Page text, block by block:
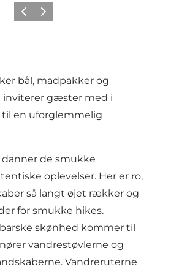
ForrigeNæste
bål, madpakker og
inviterer gæster med i
til en uforglemmelig
de smukke
oplevelser. Her er ro,
så langt øjet rækker og
for smukke hikes.
skønhed kommer til
vandrestøvlerne og
Vandreruterne